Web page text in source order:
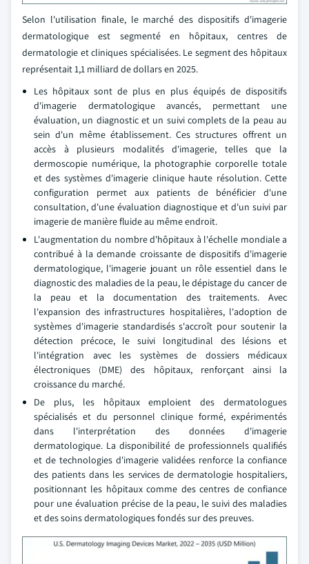
Selon l'utilisation finale, le marché des dispositifs d'imagerie
dermatologique est segmenté en hôpitaux, centres de
dermatologie et cliniques spécialisées. Le segment des hôpitaux
représentait 1,1 milliard de dollars en 2025.
Les hôpitaux sont de plus en plus équipés de dispositifs
d'imagerie dermatologique avancés, permettant une
évaluation, un diagnostic et un suivi complets de la peau au
sein d'un même établissement. Ces structures offrent un
accès à plusieurs modalités d'imagerie, telles que la
dermoscopie numérique, la photographie corporelle totale
et des systèmes d'imagerie clinique haute résolution. Cette
configuration permet aux patients de bénéficier d'une
consultation, d'une évaluation diagnostique et d'un suivi par
imagerie de manière fluide au même endroit.
L'augmentation du nombre d'hôpitaux à l'échelle mondiale a
contribué à la demande croissante de dispositifs d'imagerie
dermatologique, l'imagerie jouant un rôle essentiel dans le
diagnostic des maladies de la peau, le dépistage du cancer de
la peau et la documentation des traitements. Avec
l'expansion des infrastructures hospitalières, l'adoption de
systèmes d'imagerie standardisés s'accroît pour soutenir la
détection précoce, le suivi longitudinal des lésions et
l'intégration avec les systèmes de dossiers médicaux
électroniques (DME) des hôpitaux, renforçant ainsi la
croissance du marché.
De plus, les hôpitaux emploient des dermatologues
spécialisés et du personnel clinique formé, expérimentés
dans l'interprétation des données d'imagerie
dermatologique. La disponibilité de professionnels qualifiés
et de technologies d'imagerie validées renforce la confiance
des patients dans les services de dermatologie hospitaliers,
positionnant les hôpitaux comme des centres de confiance
pour une évaluation précise de la peau, le suivi des maladies
et des soins dermatologiques fondés sur des preuves.